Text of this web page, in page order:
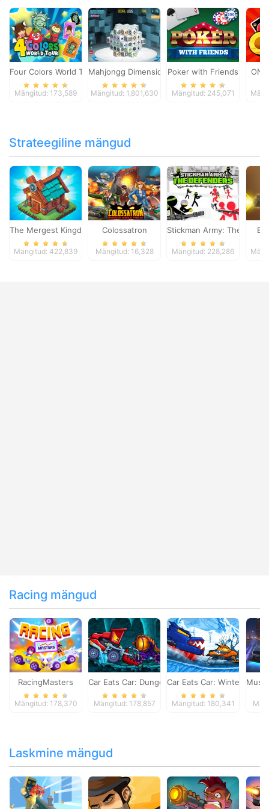
Four Colors World Tour
Mängitud: 173,589
Mahjongg Dimensions
Mängitud: 1,801,630
Poker with Friends
Mängitud: 245,071
Strateegiline mängud
The Mergest Kingdom
Mängitud: 422,839
Colossatron
Mängitud: 16,328
Stickman Army: The
Mängitud: 228,286
Racing mängud
RacingMasters
Mängitud: 178,370
Car Eats Car: Dungeon Adventure
Mängitud: 178,857
Car Eats Car: Winter
Mängitud: 180,341
Laskmine mängud